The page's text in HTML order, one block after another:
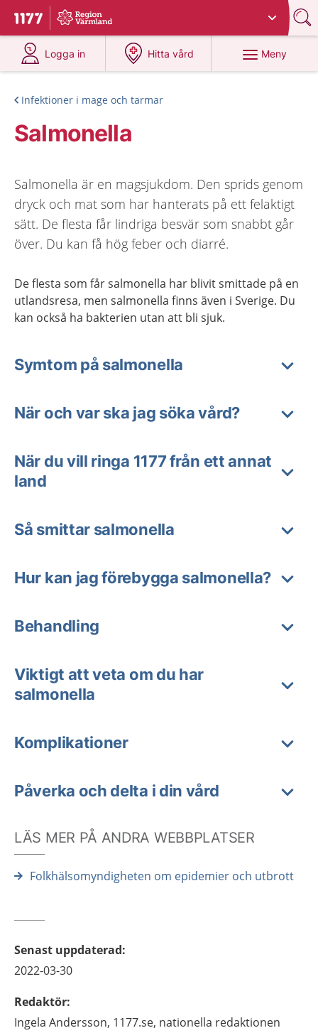
Till startsidan för 1177
Du har valt region
Logga in
på 1177.se
Hitta vård
på 1177.se
Meny
Infektioner i mage och tarmar
Salmonella
Salmonella är en magsjukdom. Den sprids genom
dryck och mat som har hanterats på ett felaktigt
sätt. De flesta får lindriga besvär som snabbt går
över. Du kan få hög feber och diarré.
De flesta som får salmonella har blivit smittade på en
utlandsresa, men salmonella finns även i Sverige. Du
kan också ha bakterien utan att bli sjuk.
Symtom på salmonella
När och var ska jag söka vård?
När du vill ringa 1177 från ett annat
land
Så smittar salmonella
Hur kan jag förebygga salmonella?
Behandling
Viktigt att veta om du har
salmonella
Komplikationer
Påverka och delta i din vård
LÄS MER PÅ ANDRA WEBBPLATSER
Folkhälsomyndigheten om epidemier och utbrott
Senast uppdaterad:
2022-03-30
Redaktör:
Ingela Andersson, 1177.se, nationella redaktionen